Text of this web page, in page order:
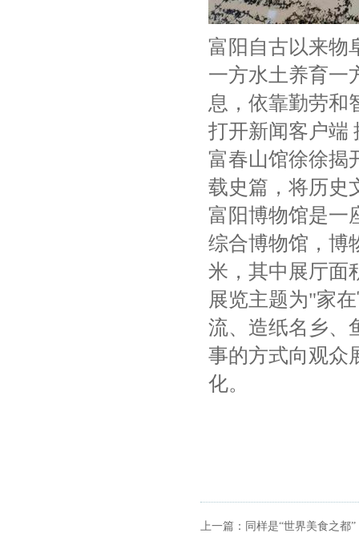
富阳自古以来物
一方水土养育一
息，依靠勤劳和
打开新闻客户端
富春山馆徐徐揭
载史篇，将历史
富阳博物馆是一
综合博物馆，博
米，其中展厅面
展览主题为"家
流、造纸名乡、
事的方式向观众
化。
上一篇： 同样是“世界美食之都